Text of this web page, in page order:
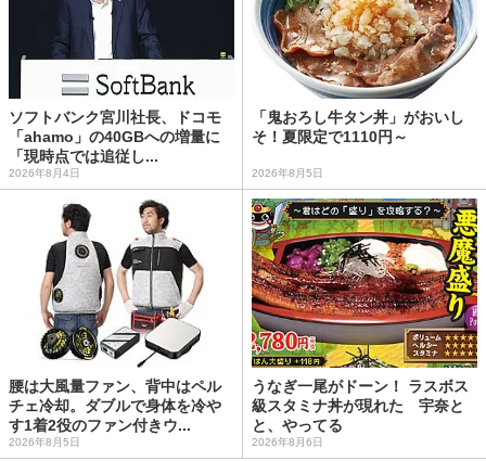
ソフトバンク宮川社長、ドコモ
「ahamo」の40GBへの増量に
「現時点では追従し...
2026年8月4日
「鬼おろし牛タン丼」がおいし
そ！夏限定で1110円～
2026年8月5日
腰は大風量ファン、背中はペル
チェ冷却。ダブルで身体を冷や
す1着2役のファン付きウ...
2026年8月5日
うなぎ一尾がドーン！ ラスボス
級スタミナ丼が現れた 宇奈と
と、やってる
2026年8月6日